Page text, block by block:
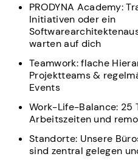
PRODYNA Academy:
Initiativen oder ein
warten auf dich
Teamwork: flache
Projektteams &
Events
Work-Life-Balance: 25
Arbeitszeiten und
Standorte: Unsere
sind zentral gelegen